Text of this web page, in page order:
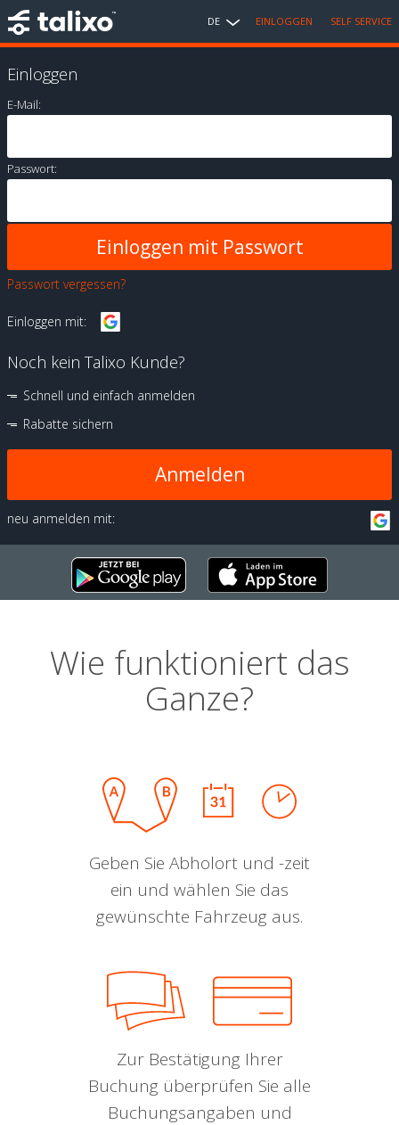
DE EINLOGGEN SELF SERVICE
Einloggen
E-Mail:
Passwort:
Passwort vergessen?
Einloggen mit:
Noch kein Talixo Kunde?
Schnell und einfach anmelden
Rabatte sichern
Anmelden
neu anmelden mit:
Wie funktioniert das
Ganze?
Geben Sie Abholort und -zeit
ein und wählen Sie das
gewünschte Fahrzeug aus.
Zur Bestätigung Ihrer
Buchung überprüfen Sie alle
Buchungsangaben und